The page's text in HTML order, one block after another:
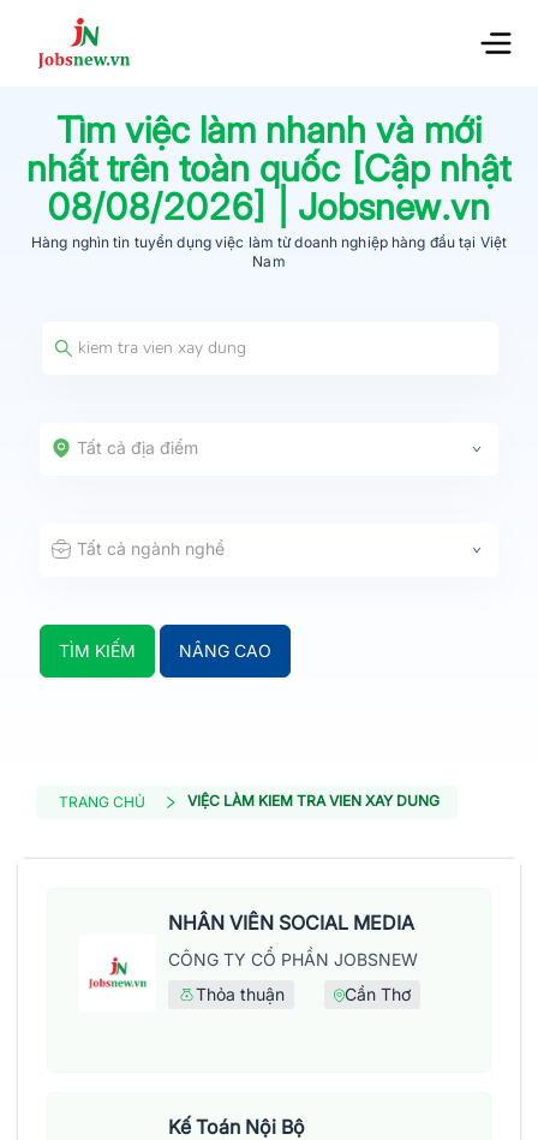
Tìm việc làm nhanh và mới
nhất trên toàn quốc [Cập nhật
08/08/2026] | Jobsnew.vn
Hàng nghìn tin tuyển dụng việc làm từdoanh nghiệp hàng đầu tại Việt
Nam
Tất cả địa điểm
Tất cả ngành nghề
TÌM KIẾM NÂNG CAO
TRANG CHỦ VIỆC LÀM KIEM TRA VIEN XAY DUNG
NHÂN VIÊN SOCIAL MEDIA
CÔNG TY CỔ PHẦN JOBSNEW
Thỏa thuận
Cần Thơ
Kế Toán Nội Bộ